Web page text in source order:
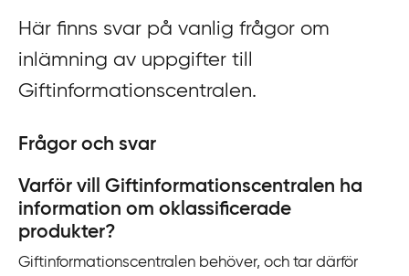
Här finns svar på vanlig frågor om
inlämning av uppgifter till
Giftinformationscentralen.
Frågor och svar
Varför vill Giftinformationscentralen ha
information om oklassificerade
produkter?
Giftinformationscentralen behöver, och tar därför